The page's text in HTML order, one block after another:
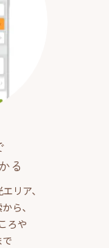
る
リア、
ら、
ろや